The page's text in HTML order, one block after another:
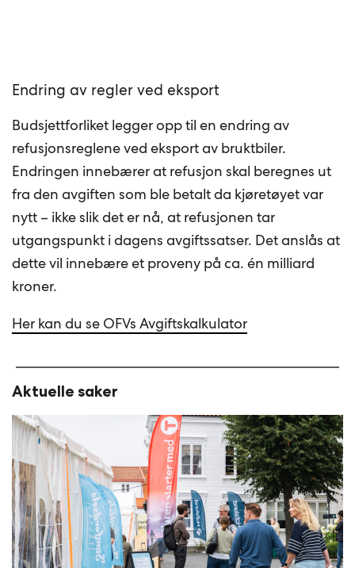
Endring av regler ved eksport
Budsjettforliket legger opp til en endring av
refusjonsreglene ved eksport av bruktbiler.
Endringen innebærer at refusjon skal beregnes ut
fra den avgiften som ble betalt da kjøretøyet var
nytt – ikke slik det er nå, at refusjonen tar
utgangspunkt i dagens avgiftssatser. Det anslås at
dette vil innebære et proveny på ca. én milliard
kroner.
Her kan du se OFVs Avgiftskalkulator
Aktuelle saker